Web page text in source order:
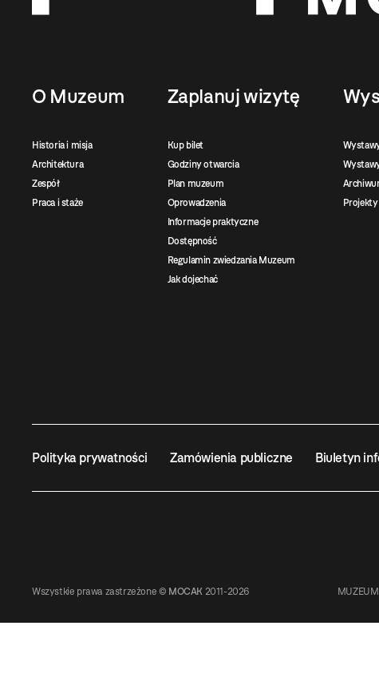
O Muzeum
Historia i misja
Architektura
Zespół
Praca i staże
Zaplanuj wizytę
Kup bilet
Godziny otwarcia
Plan muzeum
Oprowadzenia
Informacje praktyczne
Dostępność
Regulamin zwiedzania Muzeum
Jak dojechać
Projekty
Polityka prywatności Zamówienia publiczne Biuletyn
Wszystkie prawa zastrzeżone © MOCAK 2011-2026